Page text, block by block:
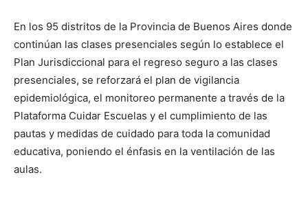
En los 95 distritos de la Provincia de Buenos Aires donde
continúan las clases presenciales según lo establece el
Plan Jurisdiccional para el regreso seguro a las clases
presenciales, se reforzará el plan de vigilancia
epidemiológica, el monitoreo permanente a través de la
Plataforma Cuidar Escuelas y el cumplimiento de las
pautas y medidas de cuidado para toda la comunidad
educativa, poniendo el énfasis en la ventilación de las
aulas.